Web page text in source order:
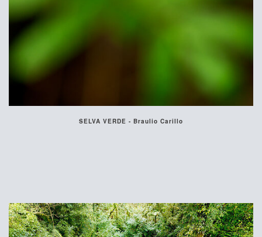
SELVA VERDE - Braulio Carillo